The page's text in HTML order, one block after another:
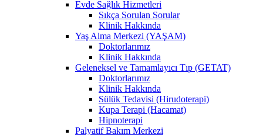
Evde Sağlık Hizmetleri
Sıkça Sorulan Sorular
Klinik Hakkında
Yaş Alma Merkezi (YAŞAM)
Doktorlarımız
Klinik Hakkında
Geleneksel ve Tamamlayıcı Tıp (GETAT)
Doktorlarımız
Klinik Hakkında
Sülük Tedavisi (Hirudoterapi)
Kupa Terapi (Hacamat)
Hipnoterapi
Palyatif Bakım Merkezi